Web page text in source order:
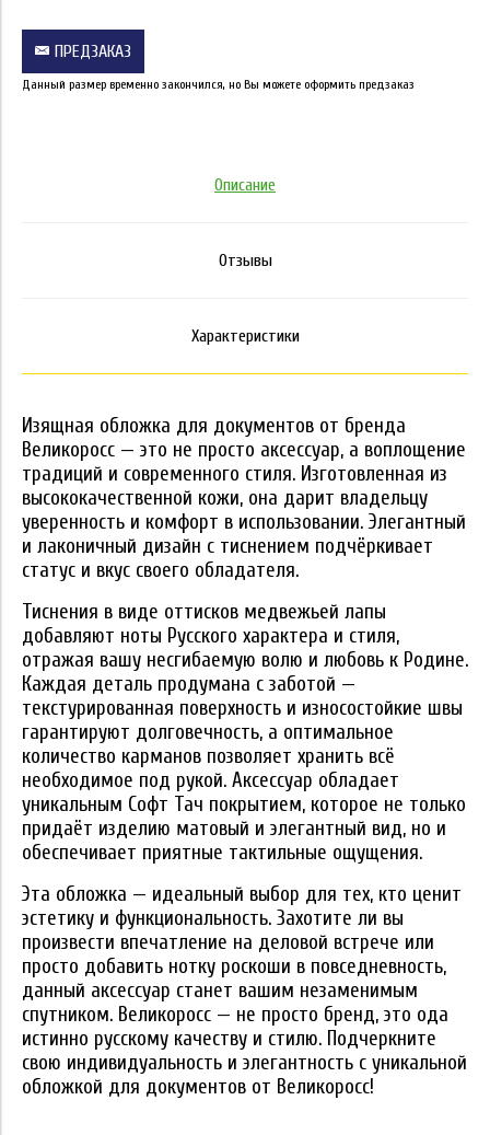
ПРЕДЗАКАЗ
Данный размер временно закончился, но Вы можете оформить предзаказ
Описание
Отзывы
Характеристики
Изящная обложка для документов от бренда
Великоросс — это не просто аксессуар, а воплощение
традиций и современного стиля. Изготовленная из
высококачественной кожи, она дарит владельцу
уверенность и комфорт в использовании. Элегантный
и лаконичный дизайн с тиснением подчёркивает
статус и вкус своего обладателя.
Тиснения в виде оттисков медвежьей лапы
добавляют ноты Русского характера и стиля,
отражая вашу несгибаемую волю и любовь к Родине.
Каждая деталь продумана с заботой —
текстурированная поверхность и износостойкие швы
гарантируют долговечность, а оптимальное
количество карманов позволяет хранить всё
необходимое под рукой. Аксессуар обладает
уникальным Софт Тач покрытием, которое не только
придаёт изделию матовый и элегантный вид, но и
обеспечивает приятные тактильные ощущения.
Эта обложка — идеальный выбор для тех, кто ценит
эстетику и функциональность. Захотите ли вы
произвести впечатление на деловой встрече или
просто добавить нотку роскоши в повседневность,
данный аксессуар станет вашим незаменимым
спутником. Великоросс — не просто бренд, это ода
истинно русскому качеству и стилю. Подчеркните
свою индивидуальность и элегантность с уникальной
обложкой для документов от Великоросс!